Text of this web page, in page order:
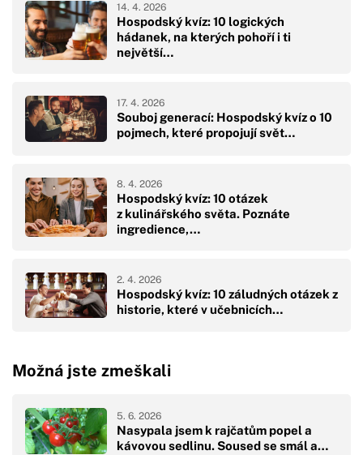
Hospodský kvíz: 10 logických
hádanek, na kterých pohoří i ti
největší…
14. 4. 2026
Souboj generací: Hospodský kvíz o 10
pojmech, které propojují svět…
17. 4. 2026
Hospodský kvíz: 10 otázek
z kulinářského světa. Poznáte
ingredience,…
8. 4. 2026
Hospodský kvíz: 10 záludných otázek z
historie, které v učebnicích…
2. 4. 2026
Možná jste zmeškali
Nasypala jsem k rajčatům popel a
kávovou sedlinu. Soused se smál a…
5. 6. 2026